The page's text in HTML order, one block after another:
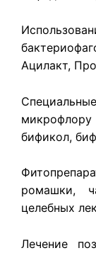
Ацилакт,
бификол,
ромашки,
целебных
Лечение